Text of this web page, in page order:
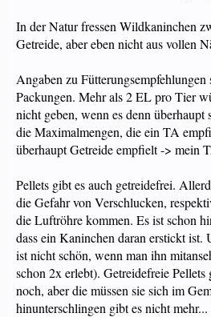
In der Natur fressen Wildkaninchen
Getreide, aber eben nicht aus vollen
Angaben zu Fütterungsempfehlungen
Packungen. Mehr als 2 EL pro Tier
nicht geben, wenn es denn überhaupt
die Maximalmengen, die ein TA
überhaupt Getreide empfielt -> mein
Pellets gibt es auch getreidefrei.
die Gefahr von Verschlucken,
die Luftröhre kommen. Es ist schon
dass ein Kaninchen daran erstickt ist.
ist nicht schön, wenn man ihn
schon 2x erlebt). Getreidefreie
noch, aber die müssen sie sich im
hinunterschlingen gibt es nicht mehr...